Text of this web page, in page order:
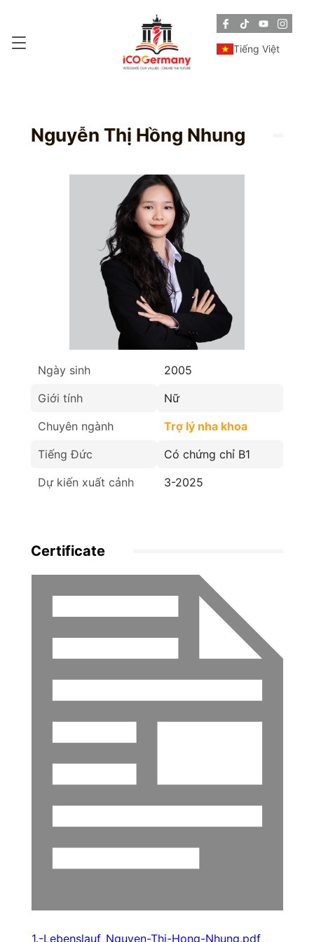
Tiếng Việt
Nguyễn Thị Hồng Nhung
Ngày sinh
2005
Giới tính
Nữ
Chuyên ngành
Trợ lý nha khoa
Tiếng Đức
Có chứng chỉ B1
Dự kiến xuất cảnh
3-2025
Certificate
1.-Lebenslauf_Nguyen-Thi-Hong-Nhung.pdf